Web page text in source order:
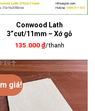
Conwood Lath
3”cut/11mm – Xớ gỗ
135.000₫/thanh
giá!